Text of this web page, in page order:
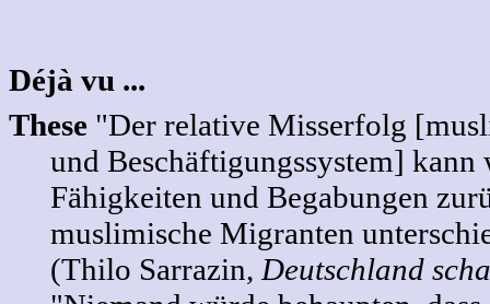
Déjà vu ...
These "Der relative Misserfolg
und Beschäftigungssystem]
Fähigkeiten und Begabungen
muslimische Migranten
(Thilo Sarrazin, Deutschland